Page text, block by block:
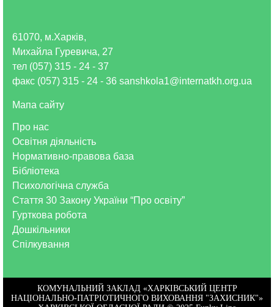
Про нас
Освітня діяльність
Нормативно-правова база
Бібліотека
Психологічна служба
Стаття 30 Закону України “Про освіту”
Гурткова робота
Дошкільники
Спілкування
61070, м.Харків,
Михайла Гуревича, 27
тел (057) 315 - 24 - 37
факс (057) 315 - 24 - 36 sanshkola1@internatkh.org.ua
Мапа сайту
КОМУНАЛЬНИЙ ЗАКЛАД «ХАРКІВСЬКИЙ ЦЕНТР
НАЦІОНАЛЬНО-ПАТРІОТИЧНОГО ВИХОВАННЯ "ЗАХИСНИК"»